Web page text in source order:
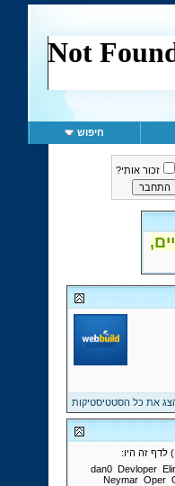
חיפוש
זכור אותי?
את כל הסטטיסטיקות
dan0 Devloper
Neymar Oper